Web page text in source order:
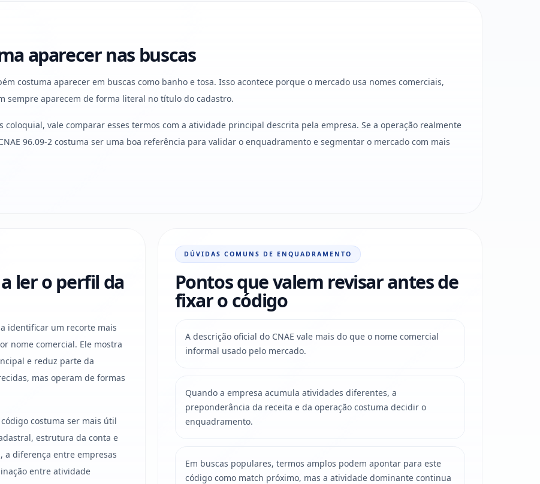
aparecer nas buscas
costuma aparecer em buscas como banho e tosa. Isso acontece porque o mercado usa nomes comerciais,
sempre aparecem de forma literal no título do cadastro.
coloquial, vale comparar esses termos com a atividade principal descrita pela empresa. Se a operação realmente
96.09-2 costuma ser uma boa referência para validar o enquadramento e segmentar o mercado com mais
ler o perfil da
identificar um recorte mais
nome comercial. Ele mostra
e reduz parte da
mas operam de formas
costuma ser mais útil
estrutura da conta e
a diferença entre empresas
entre atividade
DÚVIDAS COMUNS DE ENQUADRAMENTO
Pontos que valem revisar antes de
fixar o código
A descrição oficial do CNAE vale mais do que o nome comercial
informal usado pelo mercado.
Quando a empresa acumula atividades diferentes, a
preponderância da receita e da operação costuma decidir o
enquadramento.
Em buscas populares, termos amplos podem apontar para este
código como match próximo, mas a atividade dominante continua